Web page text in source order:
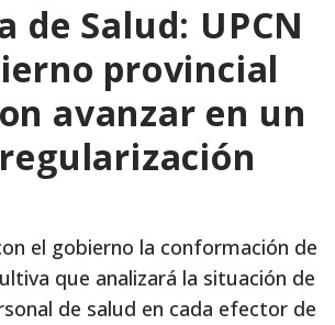
de Salud: UPCN
provincial
avanzar en un
el gobierno la conformación de
que analizará la situación de
de salud en cada efector de